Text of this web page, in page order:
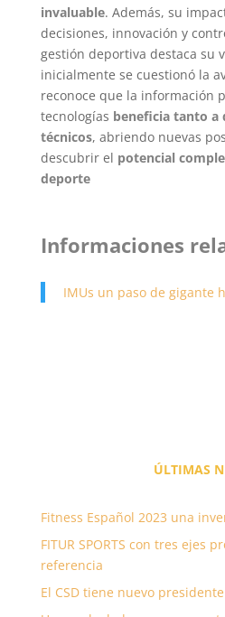
invaluable. Además, su
decisiones, innovación y
gestión deportiva destaca su
inicialmente se cuestionó la
reconoce que la información
tecnologías beneficia tanto a
técnicos, abriendo nuevas
descubrir el potencial
deporte
Informaciones
IMUs un paso de gigante
ÚLTIMAS
Fitness Español 2023 una
FITUR SPORTS con tres ejes
referencia
El CSD tiene nuevo presidente